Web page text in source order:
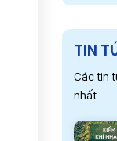
TIN
Các tin
nhất